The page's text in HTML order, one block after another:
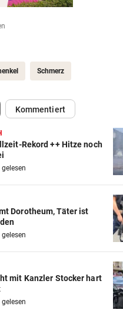
Schmerz
Kommentiert
Rekord ++ Hitze noch
Dorotheum, Täter ist
mit Kanzler Stocker hart
Vergleich
Vergleich